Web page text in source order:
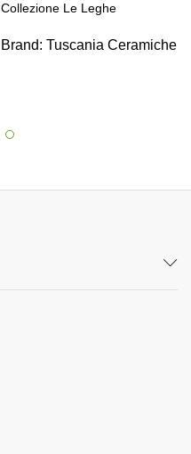
Collezione Le Leghe
Brand: Tuscania Ceramiche